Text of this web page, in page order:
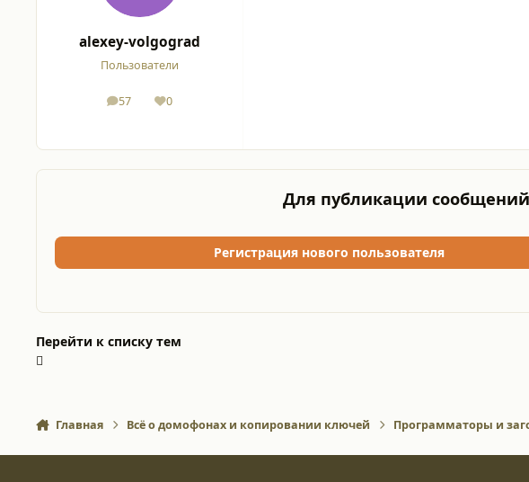
alexey-volgograd
Пользователи
57
сообщения
0
Репутация
Для публикации сообщений
Регистрация нового пользователя
Перейти к списку тем
Главная Всё о домофонах и копировании ключей Программаторы и